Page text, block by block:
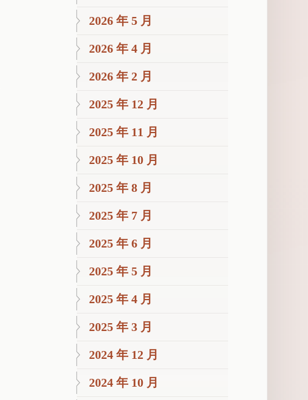
2026 年 5 月
2026 年 4 月
2026 年 2 月
2025 年 12 月
2025 年 11 月
2025 年 10 月
2025 年 8 月
2025 年 7 月
2025 年 6 月
2025 年 5 月
2025 年 4 月
2025 年 3 月
2024 年 12 月
2024 年 10 月